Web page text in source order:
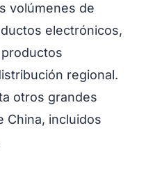
volúmenes de
electrónicos,
regional.
otros grandes
China, incluidos